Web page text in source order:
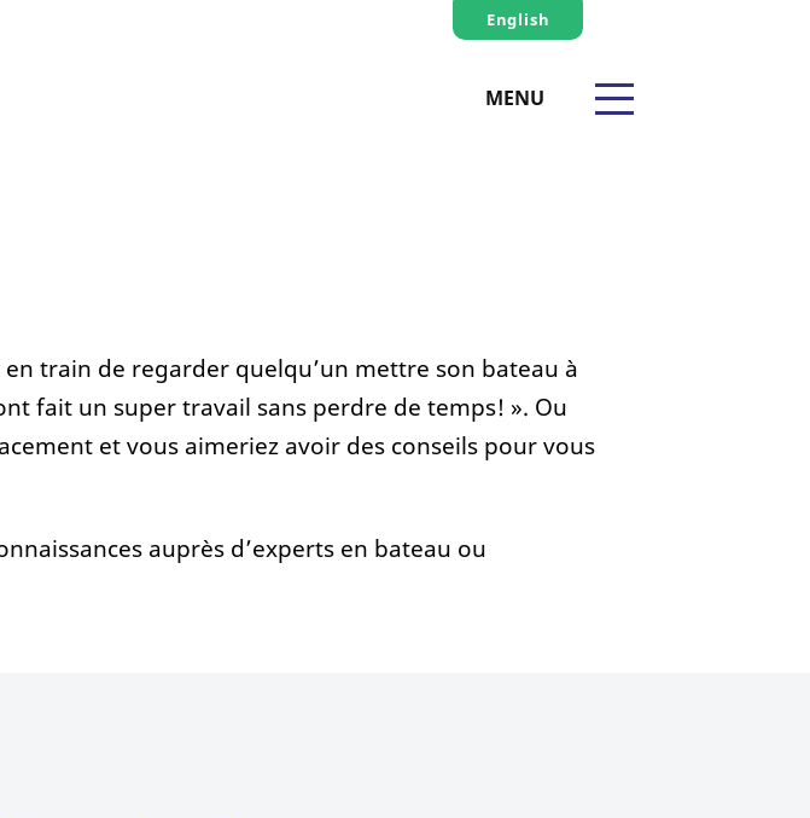
English
MENU
train de regarder quelqu’un mettre son bateau à
fait un super travail sans perdre de temps! ». Ou
et vous aimeriez avoir des conseils pour vous
auprès d’experts en bateau ou